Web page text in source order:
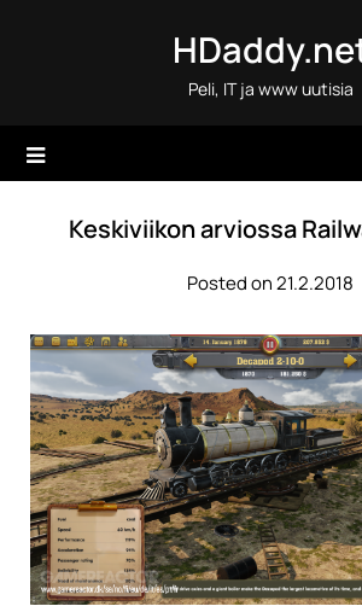
Peli, IT ja www uutisia
Keskiviikon arviossa
Posted on 21.2.2018